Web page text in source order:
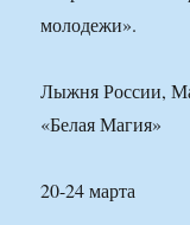
молодежи».
Лыжня России,
«Белая Магия»
20-24 марта